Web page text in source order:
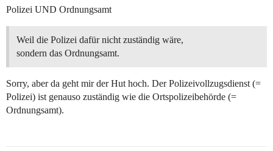
Polizei UND Ordnungsamt
Weil die Polizei dafür nicht zuständig wäre,
sondern das Ordnungsamt.
Sorry, aber da geht mir der Hut hoch. Der Polizeivollzugsdienst (=
Polizei) ist genauso zuständig wie die Ortspolizeibehörde (=
Ordnungsamt).